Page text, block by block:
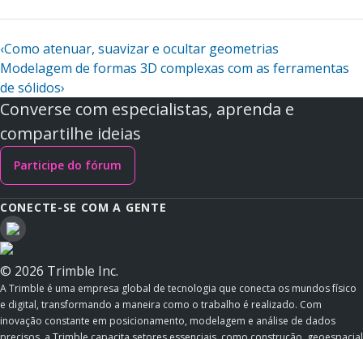
‹Como atenuar, suavizar e ocultar geometrias
Modelagem de formas 3D complexas com as ferramentas
de sólidos›
Converse com especialistas, aprenda e
compartilhe ideias
Participe do fórum
CONECTE-SE COM A GENTE
© 2026 Trimble Inc.
A Trimble é uma empresa global de tecnologia que conecta os mundos físico
e digital, transformando a maneira como o trabalho é realizado. Com
inovação constante em posicionamento, modelagem e análise de dados